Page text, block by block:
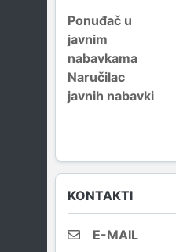
Ponuđač u
javnim
nabavkama
Naručilac
javnih nabavki
KONTAKTI
E-MAIL